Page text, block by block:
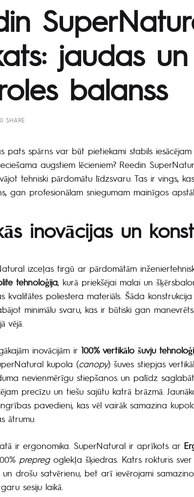
jaudas un
balanss
0 SHARE
pats spārns var būt pietiekami stabils
augstiem lēcieniem? Reedin
tehniski pārdomātu līdzsvaru. Tas ir vings,
gan profesionālam sniegumam mainīgos
inovācijas un
izceļas tirgū ar pārdomātām
tehnoloģija, kurā priekšējai malai un
kvalitātes poliestera materiāls. Šāda
minimālu svaru, kas ir būtiski gan
vējā.
inovācijām ir 100% vertikālo šuvju
kupola (canopy) šuves stiepjas
nevienmērīgu stiepšanos un palīdz
precīzu un tiešu sajūtu katrā brāzmā.
pavedieni, kas vēl vairāk samazina
ātrumu.
ir ergonomika. SuperNatural ir aprīkots ar
prepregoglekļa šķiedras. Katrs rokturis
drošu satvērienu, bet arī ievērojami
sesiju laikā.